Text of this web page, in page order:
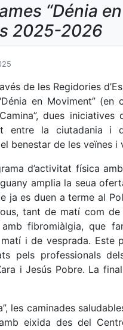
“Dénia
2025-2026
de les Regidories
en Moviment” (en
dues
entre la ciutadania i
benestar de les veïnes i
d’activitat física
amplia la seua
ja es duen a terme al
tant de matí com
fibromiàlgia, que
i de vesprada. Este
pels professionals
i Jesús Pobre. La
les caminades
eixida des del